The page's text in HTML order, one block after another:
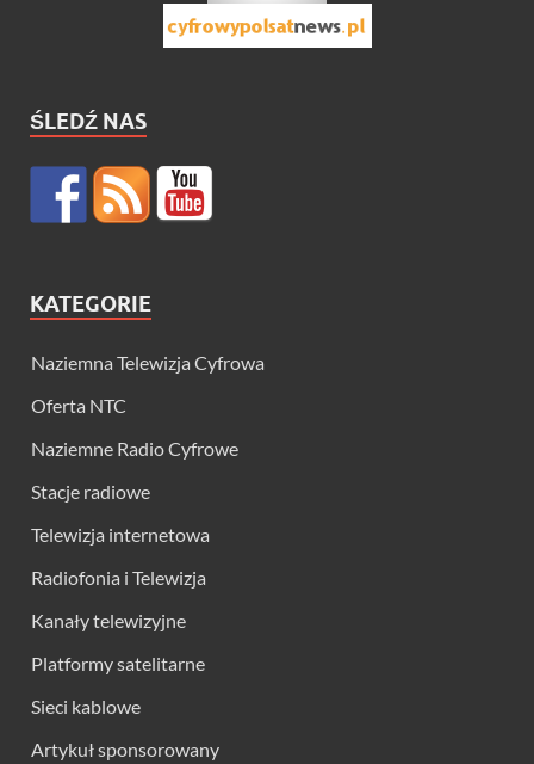
ŚLEDŹ NAS
KATEGORIE
Naziemna Telewizja Cyfrowa
Oferta NTC
Naziemne Radio Cyfrowe
Stacje radiowe
Telewizja internetowa
Radiofonia i Telewizja
Kanały telewizyjne
Platformy satelitarne
Sieci kablowe
Artykuł sponsorowany